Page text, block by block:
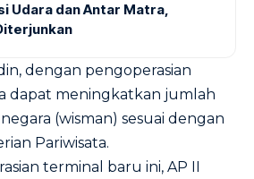
Udara dan Antar Matra,
dengan pengoperasian
dapat meningkatkan jumlah
(wisman) sesuai dengan
Pariwisata.
terminal baru ini, AP II